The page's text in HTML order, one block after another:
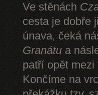
Ve stěnách
cesta je dobře
únava, čeká
Granátu a
patří opět
Končíme na